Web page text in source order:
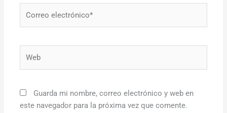
Guarda mi nombre, correo electrónico y web en
este navegador para la próxima vez que comente.